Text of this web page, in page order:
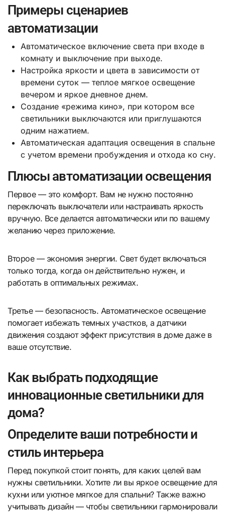
Примеры сценариев
автоматизации
Автоматическое включение света при входе в
комнату и выключение при выходе.
Настройка яркости и цвета в зависимости от
времени суток — теплое мягкое освещение
вечером и яркое дневное днем.
Создание «режима кино», при котором все
светильники выключаются или приглушаются
одним нажатием.
Автоматическая адаптация освещения в спальне
с учетом времени пробуждения и отхода ко сну.
Плюсы автоматизации освещения
Первое — это комфорт. Вам не нужно постоянно
переключать выключатели или настраивать яркость
вручную. Все делается автоматически или по вашему
желанию через приложение.
Второе — экономия энергии. Свет будет включаться
только тогда, когда он действительно нужен, и
работать в оптимальных режимах.
Третье — безопасность. Автоматическое освещение
помогает избежать темных участков, а датчики
движения создают эффект присутствия в доме даже в
ваше отсутствие.
Как выбрать подходящие
инновационные светильники для
дома?
Определите ваши потребности и
стиль интерьера
Перед покупкой стоит понять, для каких целей вам
нужны светильники. Хотите ли вы яркое освещение для
кухни или уютное мягкое для спальни? Также важно
учитывать дизайн — чтобы светильники гармонировали